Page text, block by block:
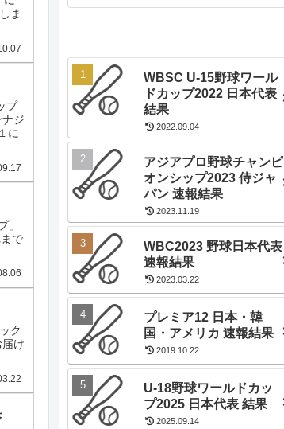
ま
プ
ジ
に
」
で
ク
け
WBSC U-15野球ワール
ドカップ2022 日本代表
結果
2022.09.04
アジアプロ野球チャンピ
オンシップ2023 侍ジャ
パン 速報結果
2023.11.19
WBC2023 野球日本代表
速報結果
2023.03.22
プレミア12 日本・韓
国・アメリカ 速報結果
2019.10.22
U-18野球ワールドカッ
プ2025 日本代表 結果
2025.09.14